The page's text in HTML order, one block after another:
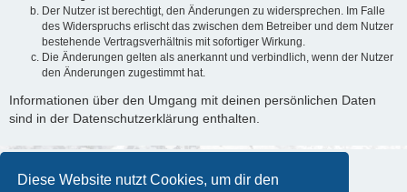
Diese Website nutzt Cookies, um dir den
Der Nutzer ist berechtigt, den Änderungen zu widersprechen. Im Falle
des Widerspruchs erlischt das zwischen dem Betreiber und dem Nutzer
bestehende Vertragsverhältnis mit sofortiger Wirkung.
Die Änderungen gelten als anerkannt und verbindlich, wenn der Nutzer
den Änderungen zugestimmt hat.
Informationen über den Umgang mit deinen persönlichen Daten
sind in der Datenschutzerklärung enthalten.